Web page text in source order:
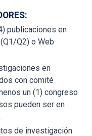
publicaciones en
Q2) o Web
en
con comité
un (1) congreso
pueden ser en
de investigación